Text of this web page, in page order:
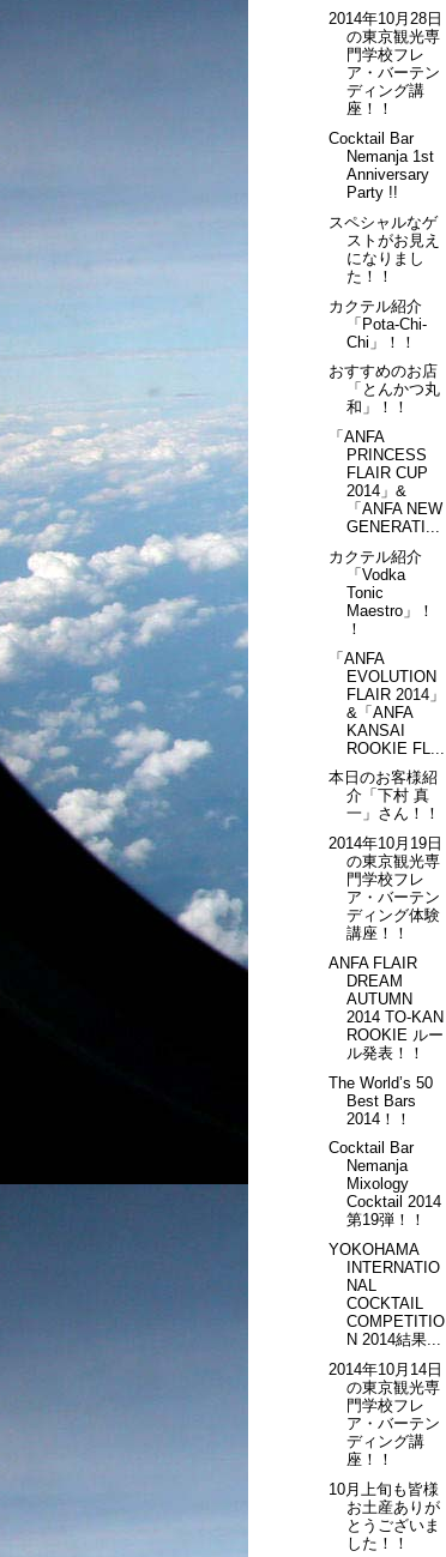
2014年10月28日
の東京観光専
門学校フレ
ア・バーテン
ディング講
座！！
Cocktail Bar
Nemanja 1st
Anniversary
Party !!
スペシャルなゲ
ストがお見え
になりまし
た！！
カクテル紹介
「Pota-Chi-
Chi」！！
おすすめのお店
「とんかつ丸
和」！！
「ANFA
PRINCESS
FLAIR CUP
2014」&
「ANFA NEW
GENERATI...
カクテル紹介
「Vodka
Tonic
Maestro」！
！
「ANFA
EVOLUTION
FLAIR 2014」
&「ANFA
KANSAI
ROOKIE FL...
本日のお客様紹
介「下村 真
一」さん！！
2014年10月19日
の東京観光専
門学校フレ
ア・バーテン
ディング体験
講座！！
ANFA FLAIR
DREAM
AUTUMN
2014 TO-KAN
ROOKIE ルー
ル発表！！
The World’s 50
Best Bars
2014！！
Cocktail Bar
Nemanja
Mixology
Cocktail 2014
第19弾！！
YOKOHAMA
INTERNATIO
NAL
COCKTAIL
COMPETITIO
N 2014結果...
2014年10月14日
の東京観光専
門学校フレ
ア・バーテン
ディング講
座！！
10月上旬も皆様
お土産ありが
とうございま
した！！